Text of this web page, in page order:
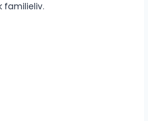
familieliv.